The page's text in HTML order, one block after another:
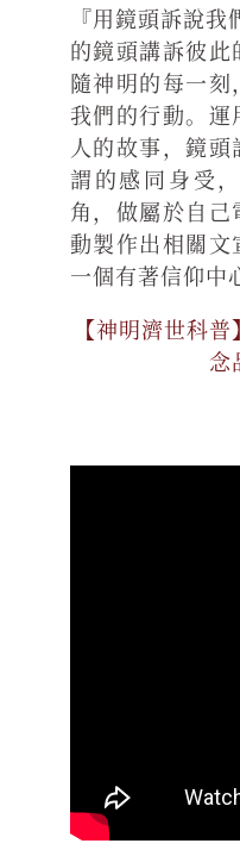
『用鏡頭訴說
的鏡頭講訴彼
隨神明的每一
我們的行動。
人的故事，鏡
謂的感同身受
角，做屬於自
動製作出相關
一個有著信仰中
【神明濟世科
念